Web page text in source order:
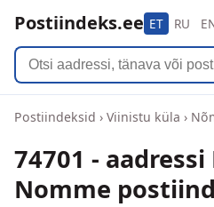
Postiindeks.ee ET RU
Postiindeksid › Viinistu küla ›
74701 -
Nomme